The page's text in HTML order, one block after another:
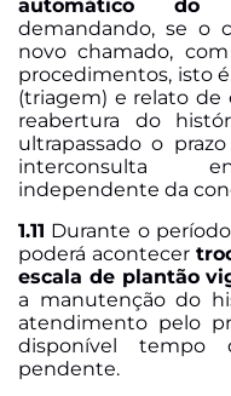
automático do
demandando, se o
novo chamado,
procedimentos, isto
(triagem) e relato de
reabertura do
ultrapassado o
interconsulta
independente da
1.11 Durante o
poderá acontecer
escala de plantão
a manutenção do
atendimento pelo
disponível tempo
pendente.